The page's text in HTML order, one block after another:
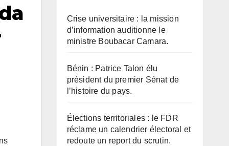
Crise universitaire : la mission
d’information auditionne le
ministre Boubacar Camara.
Bénin : Patrice Talon élu
président du premier Sénat de
l’histoire du pays.
Élections territoriales : le FDR
réclame un calendrier électoral et
redoute un report du scrutin.